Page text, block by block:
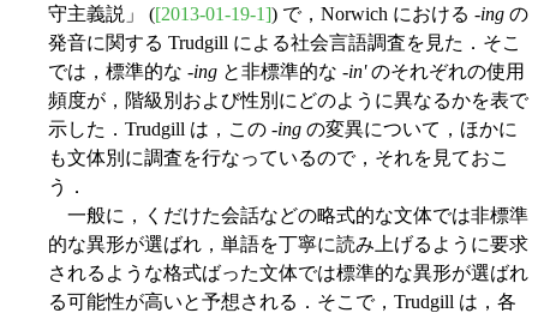
守主義説」 ([2013-01-19-1]) で，Norwich における -ing の
発音に関する Trudgill による社会言語調査を見た．そこ
では，標準的な -ing と非標準的な -in'のそれぞれの使用
頻度が，階級別および性別にどのように異なるかを表で
示した．Trudgill は，この -ing の変異について，ほかに
も文体別に調査を行なっているので，それを見ておこ
う．
一般に，くだけた会話などの略式的な文体では非標準
的な異形が選ばれ，単語を丁寧に読み上げるように要求
されるような格式ばった文体では標準的な異形が選ばれ
る可能性が高いと予想される．そこで，Trudgill は，各